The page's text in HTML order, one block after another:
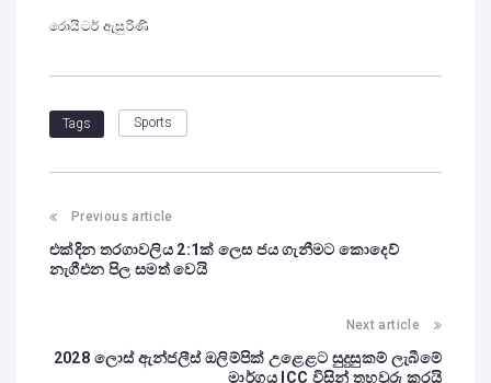
රොයිටර් ඇසුරිණි
Tags Sports
Previous article
එක්දින තරගාවලිය 2:1ක් ලෙස ජය ගැනීමට කොදෙව්
නැගීඑන පිල සමත් වෙයි
Next article
2028 ලොස් ඇන්ජලීස් ඔලිම්පික් උළෙළට සුදුසුකම් ලැබීමේ
මාර්ගය ICC විසින් තහවුරු කරයි